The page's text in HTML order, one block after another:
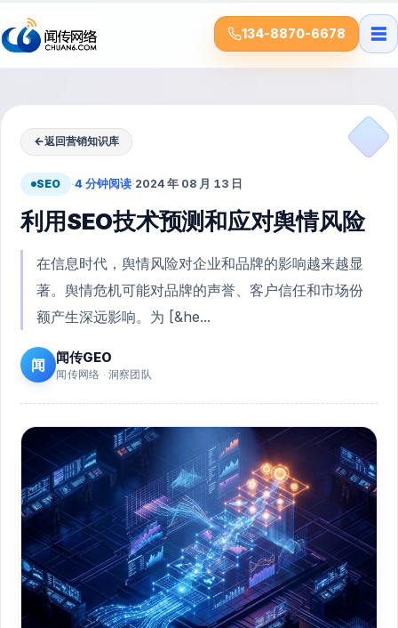
134-8870-6678 ☰
←返回营销知识库
SEO ·4 分钟阅读·2024 年 08 月 13 日
利用SEO技术预测和应对舆情风险
在信息时代，舆情风险对企业和品牌的影响越来越显
著。舆情危机可能对品牌的声誉、客户信任和市场份
额产生深远影响。为 [&he...
闻 闻传GEO
闻传网络 · 洞察团队